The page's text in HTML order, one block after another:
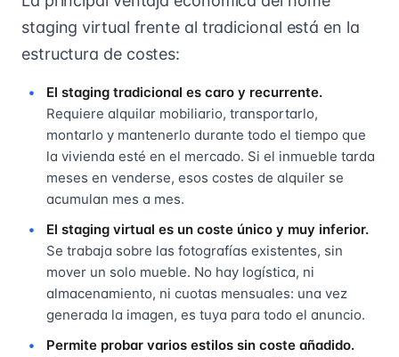
staging virtual frente al tradicional está en la
estructura de costes:
El staging tradicional es caro y recurrente.
Requiere alquilar mobiliario, transportarlo,
montarlo y mantenerlo durante todo el tiempo que
la vivienda esté en el mercado. Si el inmueble tarda
meses en venderse, esos costes de alquiler se
acumulan mes a mes.
El staging virtual es un coste único y muy inferior.
Se trabaja sobre las fotografías existentes, sin
mover un solo mueble. No hay logística, ni
almacenamiento, ni cuotas mensuales: una vez
generada la imagen, es tuya para todo el anuncio.
Permite probar varios estilos sin coste añadido.